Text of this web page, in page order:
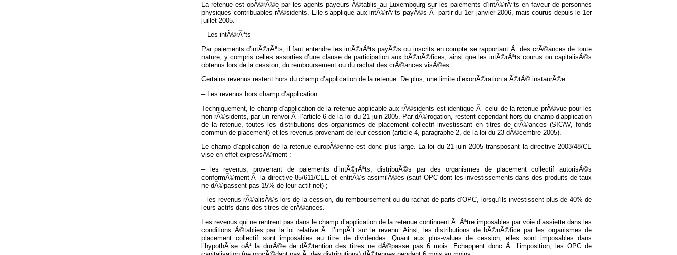
La retenue est opÃ©rÃ©e par les agents payeurs Ã©tablis au Luxembourg sur les paiements d’intÃ©rÃªts en faveur de personnes
physiques contribuables rÃ©sidents. Elle s’applique aux intÃ©rÃªts payÃ©s Ã partir du 1er janvier 2006, mais courus depuis le 1er
juillet 2005.
– Les intÃ©rÃªts
Par paiements d’intÃ©rÃªts, il faut entendre les intÃ©rÃªts payÃ©s ou inscrits en compte se rapportant Ã des crÃ©ances de toute
nature, y compris celles assorties d’une clause de participation aux bÃ©nÃ©fices, ainsi que les intÃ©rÃªts courus ou capitalisÃ©s
obtenus lors de la cession, du remboursement ou du rachat des crÃ©ances visÃ©es.
Certains revenus restent hors du champ d’application de la retenue. De plus, une limite d’exonÃ©ration a Ã©tÃ© instaurÃ©e.
– Les revenus hors champ d’application
Techniquement, le champ d’application de la retenue applicable aux rÃ©sidents est identique Ã celui de la retenue prÃ©vue pour les
non-rÃ©sidents, par un renvoi Ã l’article 6 de la loi du 21 juin 2005. Par dÃ©rogation, restent cependant hors du champ d’application
de la retenue, toutes les distributions des organismes de placement collectif investissant en titres de crÃ©ances (SICAV, fonds
commun de placement) et les revenus provenant de leur cession (article 4, paragraphe 2, de la loi du 23 dÃ©cembre 2005).
Le champ d’application de la retenue europÃ©enne est donc plus large. La loi du 21 juin 2005 transposant la directive 2003/48/CE
vise en effet expressÃ©ment :
– les revenus, provenant de paiements d’intÃ©rÃªts, distribuÃ©s par des organismes de placement collectif autorisÃ©s
conformÃ©ment Ã la directive 85/611/CEE et entitÃ©s assimilÃ©es (sauf OPC dont les investissements dans des produits de taux
ne dÃ©passent pas 15% de leur actif net) ;
– les revenus rÃ©alisÃ©s lors de la cession, du remboursement ou du rachat de parts d’OPC, lorsqu’ils investissent plus de 40% de
leurs actifs dans des titres de crÃ©ances.
Les revenus qui ne rentrent pas dans le champ d’application de la retenue continuent Ã Ãªtre imposables par voie d’assiette dans les
conditions Ã©tablies par la loi relative Ã l’impÃ´t sur le revenu. Ainsi, les distributions de bÃ©nÃ©fice par les organismes de
placement collectif sont imposables au titre de dividendes. Quant aux plus-values de cession, elles sont imposables dans
l’hypothÃ¨se oÃ¹ la durÃ©e de dÃ©tention des titres ne dÃ©passe pas 6 mois. Echappent donc Ã l’imposition, les OPC de